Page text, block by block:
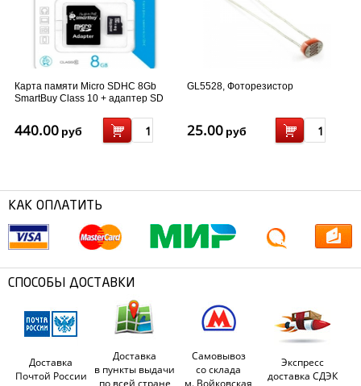
Карта памяти Micro SDHC 8Gb
SmartBuy Class 10 + адаптер SD
440.00 руб
GL5528, Фоторезистор
25.00 руб
КАК ОПЛАТИТЬ
СПОСОБЫ ДОСТАВКИ
Доставка
Почтой России
Доставка
в пункты выдачи
по всей стране
Самовывоз
со склада
м. Войковская
Экспресс
доставка СДЭК